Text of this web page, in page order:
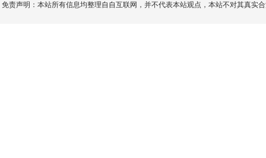
免责声明：本站所有信息均整理自自互联网，并不代表本站观点，本站不对其真实